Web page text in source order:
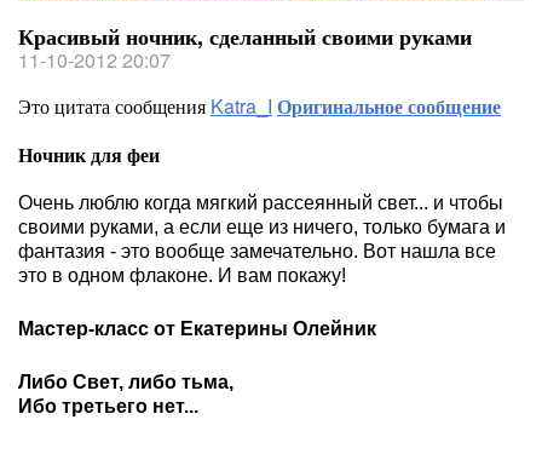
Красивый ночник, сделанный своими руками
11-10-2012 20:07
Это цитата сообщения Katra_I Оригинальное сообщение
Ночник для феи
Очень люблю когда мягкий рассеянный свет... и чтобы
своими руками, а если еще из ничего, только бумага и
фантазия - это вообще замечательно. Вот нашла все
это в одном флаконе. И вам покажу!
Мастер-класс от Екатерины Олейник
Либо Свет, либо тьма,
Ибо третьего нет...